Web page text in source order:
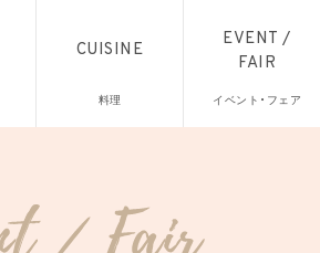
CUISINE
料理
EVENT /
FAIR
イベント・フェア